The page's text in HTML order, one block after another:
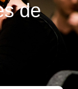
de